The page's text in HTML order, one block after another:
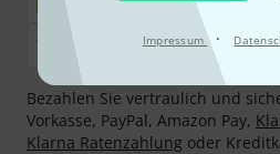
Impressum ·
Bezahlen Sie vertraulich und
Vorkasse, PayPal, Amazon Pay,
Klarna Ratenzahlung oder